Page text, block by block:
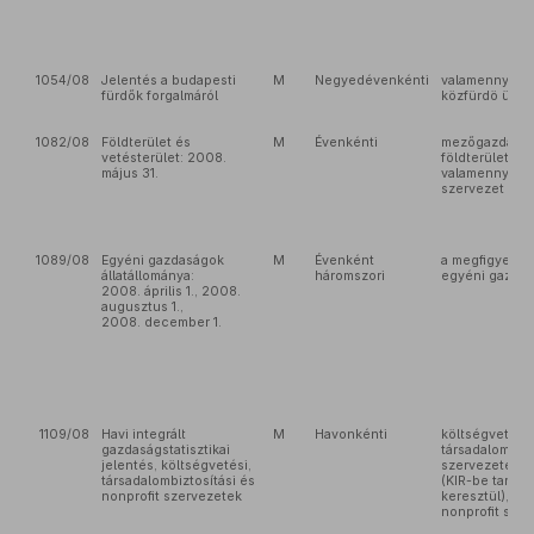
1054/08
Jelentés a budapesti
fürdők forgalmáról
M Negyedévenkénti
valamennyi
közfürdö
1082/08
Földterület és
vetésterület: 2008.
május 31.
M Évenkénti
földterületet
valamennyi
szervezet
1089/08
Egyéni gazdaságok
állatállománya:
2008. április 1., 2008.
augusztus 1.,
2008. december 1.
M
Évenként
háromszori
a
egyéni
1109/08
Havi integrált
gazdaságstatisztikai
jelentés, költségvetési,
társadalombiztosítási és
nonprofit szervezetek
M Havonkénti
költségvetési
szervezetek
(KIR-be
keresztül),
nonprofit